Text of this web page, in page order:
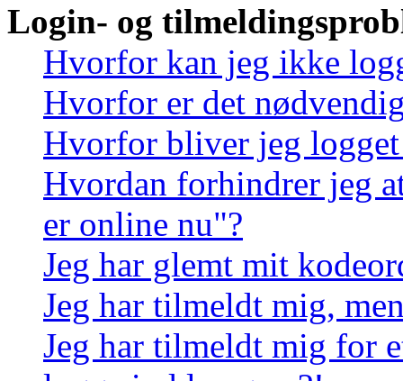
Login- og
Hvorfor kan jeg ikke
Hvorfor er det
Hvorfor bliver jeg
Hvordan forhindrer jeg
er online nu"?
Jeg har glemt mit
Jeg har tilmeldt mig,
Jeg har tilmeldt mig for